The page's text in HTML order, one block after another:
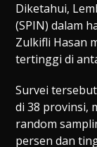
Diketahui,
(SPIN) dalam
Zulkifli Hasan
tertinggi di
Survei
di 38 provinsi,
random
persen dan